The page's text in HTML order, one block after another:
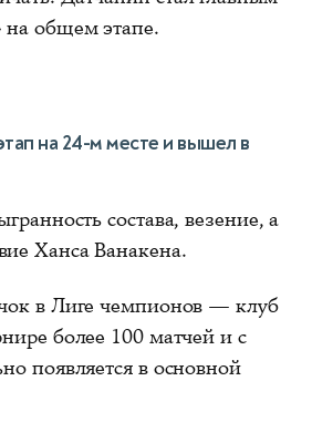
на общем этапе.
на 24-м месте и вышел в
состава, везение, а
Ханса Ванакена.
в Лиге чемпионов — клуб
более 100 матчей и с
появляется в основной